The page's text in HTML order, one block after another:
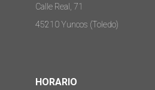
Calle Real, 71
45210 Yuncos (Toledo)
HORARIO